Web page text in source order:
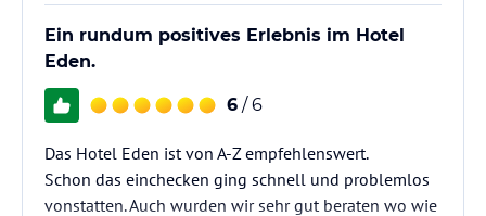
ohne Gewähr und ohne Prüfung durch HolidayCheck. Bitte
lies vor der Buchung die verbindlichen
jeweiligen Veranstalters.
Ein rundum positives Erlebnis im Hotel
Eden.
6 / 6
Das Hotel Eden ist von A-Z empfehlenswert.
Schon das einchecken ging schnell und problemlos
vonstatten. Auch wurden wir sehr gut beraten wo wie